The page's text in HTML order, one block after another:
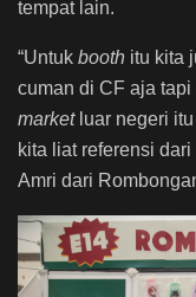
tempat lain.
“Untuk booth itu kita
cuman di CF aja
market luar negeri
kita liat referensi
Amri dari